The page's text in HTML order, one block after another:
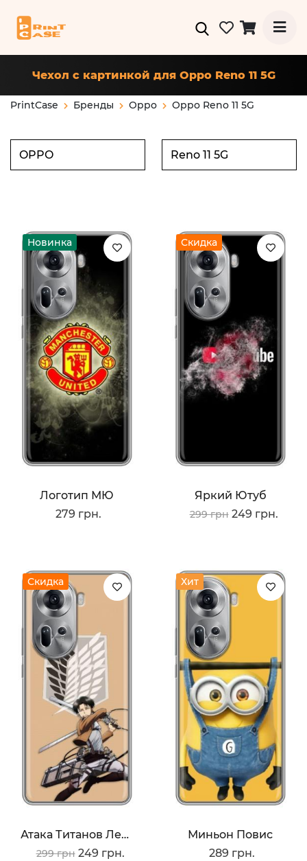
Чехол с картинкой для Oppo Reno 11 5G
PrintCase Бренды Oppo Oppo Reno 11 5G
Новинка
Логотип МЮ
279 грн.
Скидка
Яркий Ютуб
299 грн 249 грн.
Скидка
Атака Титанов Леви
299 грн 249 грн.
Хит
Миньон Повис
289 грн.